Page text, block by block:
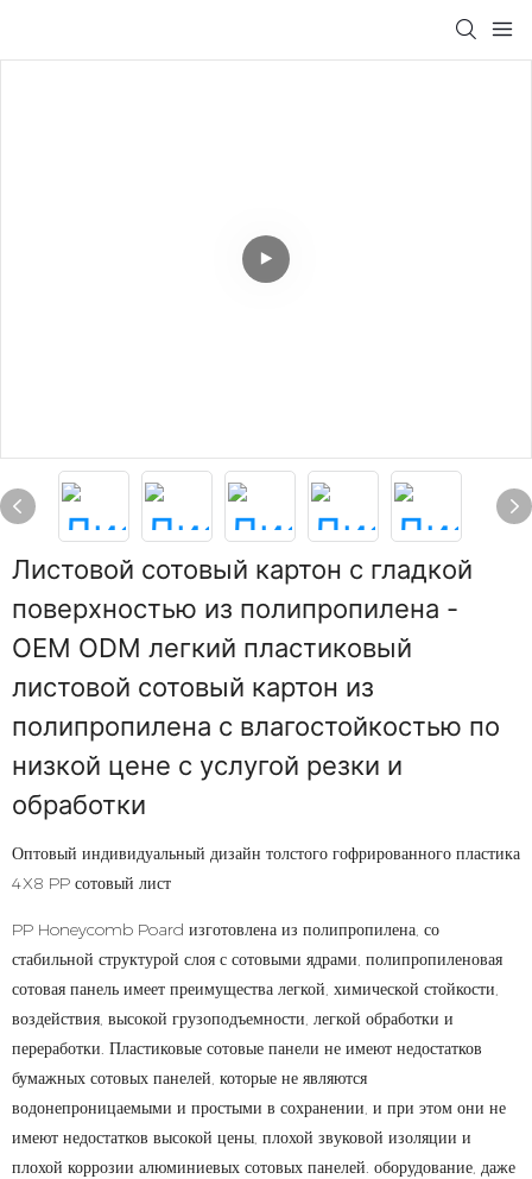
Листовой сотовый картон с гладкой
поверхностью из полипропилена -
OEM ODM легкий пластиковый
листовой сотовый картон из
полипропилена с влагостойкостью по
низкой цене с услугой резки и
обработки
Оптовый индивидуальный дизайн толстого гофрированного пластика
4X8 PP сотовый лист
PP Honeycomb Poard изготовлена ​​из полипропилена, со
стабильной структурой слоя с сотовыми ядрами, полипропиленовая
сотовая панель имеет преимущества легкой, химической стойкости,
воздействия, высокой грузоподъемности, легкой обработки и
переработки. Пластиковые сотовые панели не имеют недостатков
бумажных сотовых панелей, которые не являются
водонепроницаемыми и простыми в сохранении, и при этом они не
имеют недостатков высокой цены, плохой звуковой изоляции и
плохой коррозии алюминиевых сотовых панелей. оборудование, даже